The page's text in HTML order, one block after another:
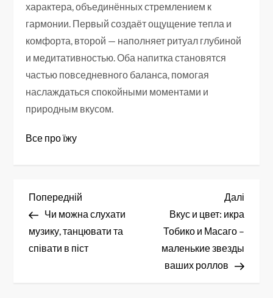
характера, объединённых стремлением к
гармонии. Первый создаёт ощущение тепла и
комфорта, второй — наполняет ритуал глубиной
и медитативностью. Оба напитка становятся
частью повседневного баланса, помогая
наслаждаться спокойными моментами и
природным вкусом.
Все про їжу
Н
а
в
Попередній
запис
Попередній
Чи можна слухати
музику, танцювати та
співати в піст
запис
Далі
Вкус и цвет: икра
Тобико и Масаго –
маленькие звезды
ваших роллов